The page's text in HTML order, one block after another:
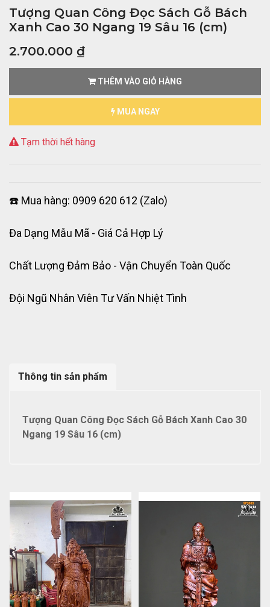
Tượng Quan Công Đọc Sách Gỗ Bách
Xanh Cao 30 Ngang 19 Sâu 16 (cm)
2.700.000 ₫
THÊM VÀO GIỎ HÀNG
MUA NGAY
Tạm thời hết hàng
☎️ Mua hàng: 0909 620 612 (Zalo)
Đa Dạng Mẫu Mã - Giá Cả Hợp Lý
Chất Lượng Đảm Bảo - Vận Chuyển Toàn Quốc
Đội Ngũ Nhân Viên Tư Vấn Nhiệt Tình
Thông tin sản phẩm
Tượng Quan Công Đọc Sách Gỗ Bách Xanh Cao 30
Ngang 19 Sâu 16 (cm)